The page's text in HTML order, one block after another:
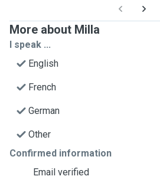
More about Milla
I speak ...
English
French
German
Other
Confirmed information
Email verified